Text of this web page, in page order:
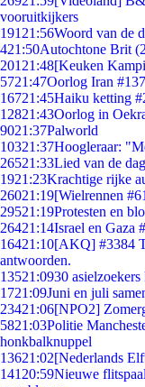
vooruitkijkers
191 21:56Woord van de
421:50Autochtone Brit
201 21:48[Keuken
5721:47Oorlog Iran
16721:45Haiku ketting
12821:43Oorlog in
9021:37Palworld
10321:37Hoogleraar:
26521:33Lied van de
1921:23Krachtige rijke
26021:19[Wielrennen
29521:19Protesten en
26421:14Israel en Gaza
16421:10[AKQ] #3384
antwoorden.
13521:0930
1721:09Juni en juli
23421:06[NPO2]
5821:03Politie
honkbalknuppel
13621:02[Nederlands
141 20:59Nieuwe